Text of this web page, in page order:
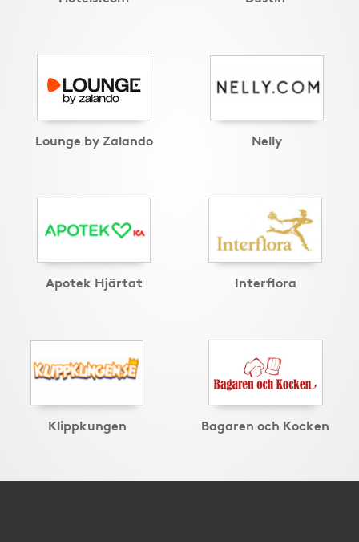
Lounge by Zalando Nelly
Apotek Hjärtat Interflora
Klippkungen Bagaren och Kocken